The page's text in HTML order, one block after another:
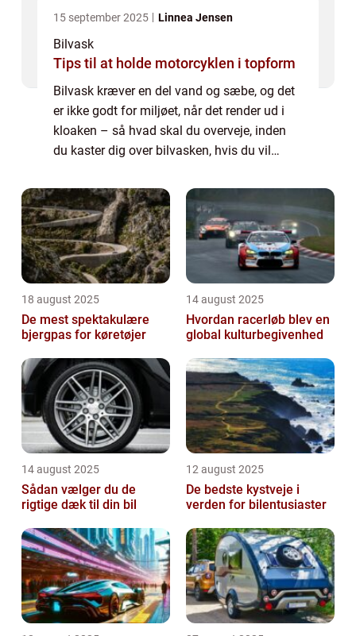
15 september 2025 Linnea Jensen
Bilvask
Tips til at holde motorcyklen i topform
Bilvask kræver en del vand og sæbe, og det
er ikke godt for miljøet, når det render ud i
kloaken – så hvad skal du overveje, inden
du kaster dig over bilvasken, hvis du vil
ofte et af de her 3 billeder i hove...
18 august 2025
De mest spektakulære
bjergpas for køretøjer
14 august 2025
Hvordan racerløb blev en
global kulturbegivenhed
14 august 2025
Sådan vælger du de
rigtige dæk til din bil
12 august 2025
De bedste kystveje i
verden for bilentusiaster